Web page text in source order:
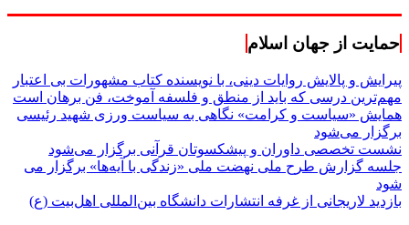
حمایت از جهان اسلام
پیرایش و پالایش روایات دینی، با نویسنده کتاب مشهورات بی اعتبار
مهم‌ترین درسی که باید از منطق و فلسفه آموخت، فن برهان است
همایش «سیاست و کرامت» نگاهی به سیاست ورزی شهید رئیسی
برگزار می‌شود
نشست تخصصی داوران و پیشکسوتان قرآنی برگزار می‌شود
جلسه گزارش طرح ملی نهضت ملی «زندگی با آیه‌ها» برگزار می
شود
بازدید لاریجانی از غرفه انتشارات دانشگاه بین‌المللی اهل‌بیت (ع)